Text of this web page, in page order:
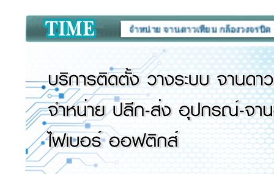
ศูนย์จำหน่าย จานดาวเทียม กล้องวงจรปิด CCTV :